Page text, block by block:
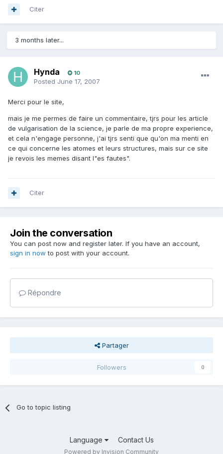
Citer
3 months later...
Hynda 10
Posted June 17, 2007
Merci pour le site,
mais je me permes de faire un commentaire, tjrs pour les article
de vulgarisation de la science, je parle de ma propre experience,
et cela n'engage personne, j'ai tjrs senti que qu'on ma menti en
ce qui concerne les atomes et leurs structures, mais sur ce site
je revois les memes disant l"es fautes".
Citer
Join the conversation
You can post now and register later. If you have an account,
sign in now to post with your account.
Répondre
Partager
Followers 0
Go to topic listing
Language Contact Us
Powered by Invision Community